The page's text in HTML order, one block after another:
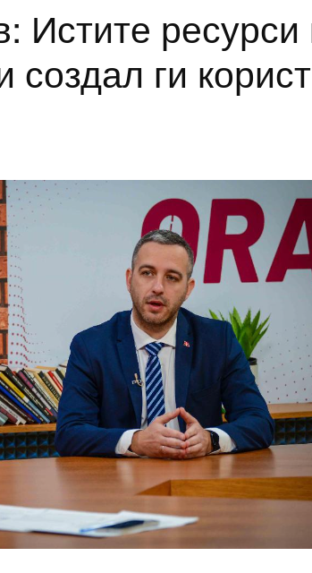
Истите ресурси
создал ги